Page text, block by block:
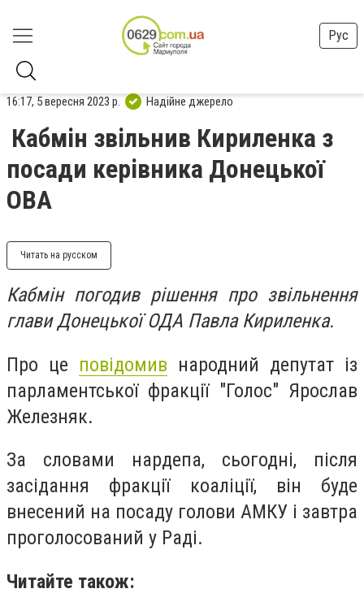
Рус
16:17, 5 вересня 2023 р. Надійне джерело
Кабмін звільнив Кириленка з
посади керівника Донецької
ОВА
Читать на русском
Кабмін погодив рішення про звільнення
глави Донецької ОДА Павла Кириленка.
Про це повідомив народний депутат із
парламентської фракції "Голос" Ярослав
Железняк.
За словами нардепа, сьогодні, після
засідання фракції коаліції, він буде
внесений на посаду голови АМКУ і завтра
проголосований у Раді.
Читайте також: